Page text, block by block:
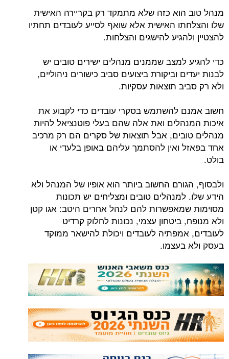
מנהל טוב הוא כזה שלא מתמקד רק בקריירה האישית
שלו והצלחתו האישית אלא שואף לסייע לעובדים תחתיו
להצטיין ולהגיע להישגים והצלחות.
כדי להגיע למצב שממנים מנהלים ישירים טובים יש
לבנות יעדים וביקורת ביצועים סביב כישורים ניהוליים,
ולא רק סביב תוצאות עסקיות.
חשוב אמנם להשתמש בסקרי עובדים כדי לקבוע את
איכות המנהלים ואת אלה שהם בעלי פוטנציאל להיות
מנהלים טובים, אבל תוצאות של סקרים הם רק מרכיב
אחד בפאזל ואין להסתמך עליהם באופן בלעדי או
בולט.
ולבסוף, הגורם החשוב ביותר הוא אופיו של המנהל ולא
הידע שלו. למנהלים טובים ומצליחים יש תכונות
מסוימות שמאפשרות להם לנהל אחרים היטב: אגו קטן
ולא מנופח, ביטחון עצמי, נכונות לחלוק קרדיט
לעובדים, אמפתיה לעובדים ויכולת להישאר ממוקד
בעסק ולא בעצמו.